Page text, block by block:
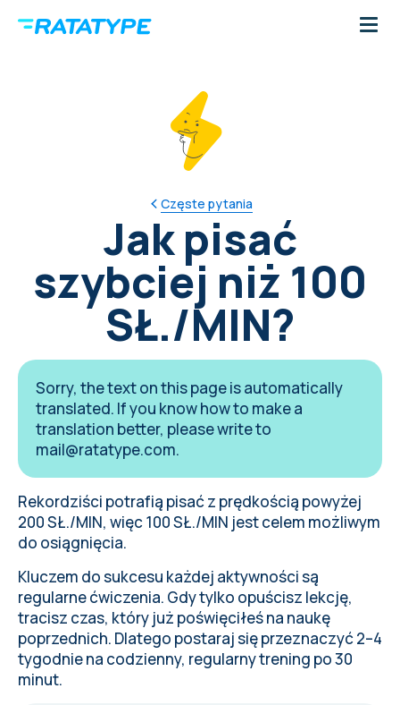
Częste pytania
Jak pisać
szybciej niż 100
SŁ./MIN?
Sorry, the text on this page is automatically
translated. If you know how to make a
translation better, please write to
mail@ratatype.com.
Rekordziści potrafią pisać z prędkością powyżej
200SŁ./MIN, więc 100SŁ./MIN jest celem możliwym
do osiągnięcia.
Kluczem do sukcesu każdej aktywności są
regularne ćwiczenia. Gdy tylko opuścisz lekcję,
tracisz czas, który już poświęciłeś na naukę
poprzednich. Dlatego postaraj się przeznaczyć 2–4
tygodnie na codzienny, regularny trening po 30
minut.